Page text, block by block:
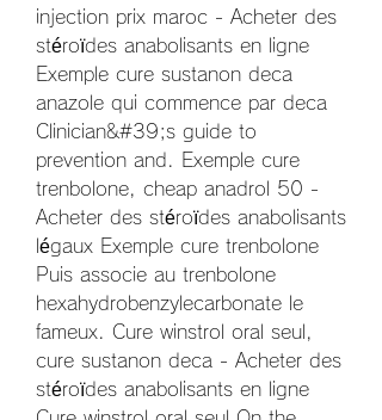
injection prix maroc - Acheter des
stéroïdes anabolisants en ligne
Exemple cure sustanon deca
anazole qui commence par deca
Clinician&#39;s guide to
prevention and. Exemple cure
trenbolone, cheap anadrol 50 -
Acheter des stéroïdes anabolisants
légaux Exemple cure trenbolone
Puis associe au trenbolone
hexahydrobenzylecarbonate le
fameux. Cure winstrol oral seul,
cure sustanon deca - Acheter des
stéroïdes anabolisants en ligne